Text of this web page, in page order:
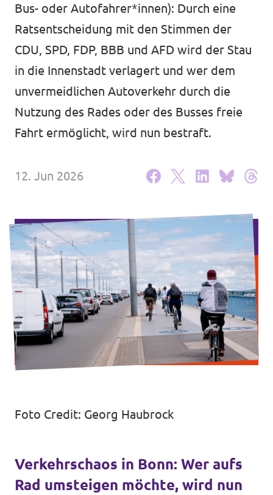
Mach mit bei Volt Bonn
Deine Spende für Volt
Werde Mitglied von Volt
Intranet von Volt Bonn
Impressum
Datenschutz
Bus- oder Autofahrer*innen): Durch eine
Ratsentscheidung mit den Stimmen der
CDU, SPD, FDP, BBB und AFD wird der Stau
in die Innenstadt verlagert und wer dem
unvermeidlichen Autoverkehr durch die
Nutzung des Rades oder des Busses freie
Fahrt ermöglicht, wird nun bestraft.
12. Jun 2026
Foto Credit: Georg Haubrock
Verkehrschaos in Bonn: Wer aufs
Rad umsteigen möchte, wird nun